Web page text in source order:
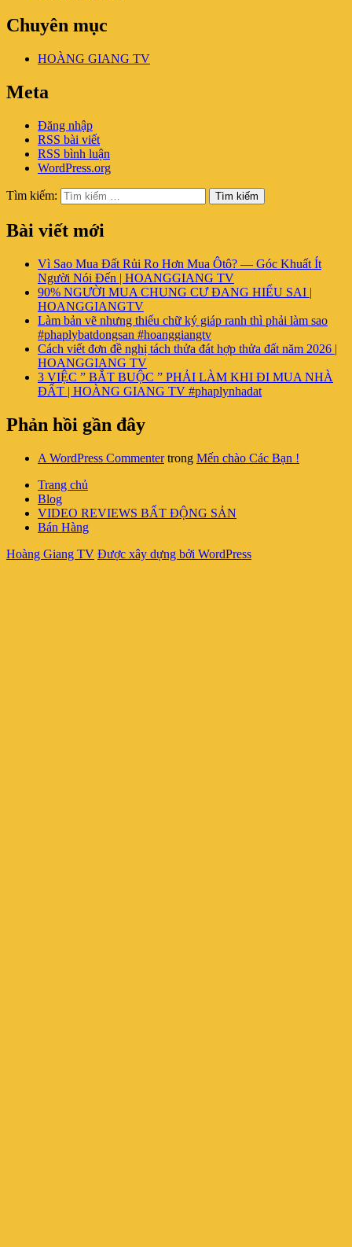
Chuyên mục
HOÀNG GIANG TV
Meta
Đăng nhập
RSS bài viết
RSS bình luận
WordPress.org
Tìm kiếm: Tìm kiếm
Bài viết mới
Vì Sao Mua Đất Rủi Ro Hơn Mua Ôtô? — Góc Khuất Ít
Người Nói Đến | HOANGGIANG TV
90% NGƯỜI MUA CHUNG CƯ ĐANG HIỂU SAI |
HOANGGIANGTV
Làm bản vẽ nhưng thiếu chữ ký giáp ranh thì phải làm sao
#phaplybatdongsan #hoanggiangtv
Cách viết đơn đề nghị tách thửa đát hợp thửa đất năm 2026 |
HOANGGIANG TV
3 VIỆC ” BẮT BUỘC ” PHẢI LÀM KHI ĐI MUA NHÀ
ĐẤT | HOÀNG GIANG TV #phaplynhadat
Phản hồi gần đây
A WordPress Commentertrong Mến chào Các Bạn !
Trang chủ
Blog
VIDEO REVIEWS BẤT ĐỘNG SẢN
Bán Hàng
Hoàng Giang TV Được xây dựng bởi WordPress